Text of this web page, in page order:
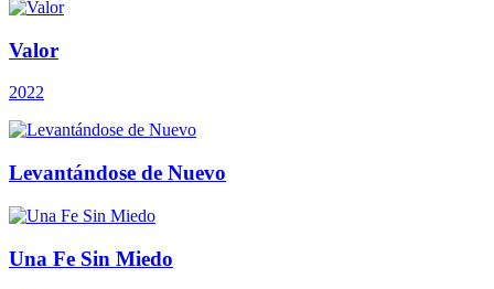
Valor
2022
Levantándose de Nuevo
Una Fe Sin Miedo